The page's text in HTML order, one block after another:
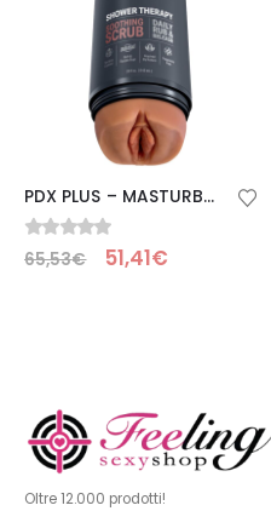
PDX PLUS – MASTURBATORE STROKER DESIGN DISCRETO DELLA BOTTIGLIA SCRUB LENITIVO SHAMPOO CANDY
0Su 5
65,53€ 51,41€
Oltre 12.000 prodotti!